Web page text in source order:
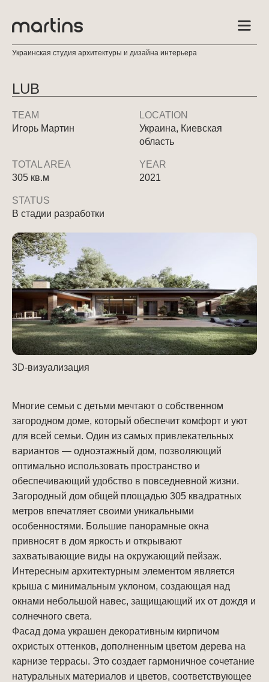
Украинская студия архитектуры и дизайна интерьера
LUB
TEAM
Игорь Мартин
LOCATION
Украина, Киевская
область
TOTAL AREA
305 кв.м
YEAR
2021
STATUS
В стадии разработки
3D-визуализация
Многие семьи с детьми мечтают о собственном
загородном доме, который обеспечит комфорт и уют
для всей семьи. Один из самых привлекательных
вариантов — одноэтажный дом, позволяющий
оптимально использовать пространство и
обеспечивающий удобство в повседневной жизни.
Загородный дом общей площадью 305 квадратных
метров впечатляет своими уникальными
особенностями. Большие панорамные окна
привносят в дом яркость и открывают
захватывающие виды на окружающий пейзаж.
Интересным архитектурным элементом является
крыша с минимальным уклоном, создающая над
окнами небольшой навес, защищающий их от дождя и
солнечного света.
Фасад дома украшен декоративным кирпичом
охристых оттенков, дополненным цветом дерева на
карнизе террасы. Это создает гармоничное сочетание
натуральных материалов и цветов, соответствующее